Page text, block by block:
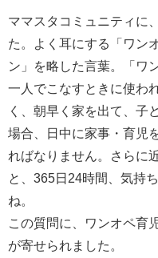
ママスタコミュニティに
た。よく耳にする「ワン
ン」を略した言葉。「ワ
一人でこなすときに使わ
く、朝早く家を出て、子
場合、日中に家事・育児
ればなりません。さらに
と、365日24時間、気持
ね。
この質問に、ワンオペ育
が寄せられました。